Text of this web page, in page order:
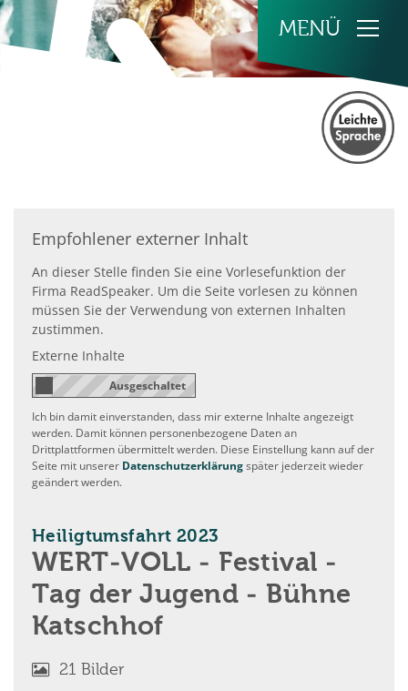
Zum Inhalt springen
Empfohlener externer Inhalt
An dieser Stelle finden Sie eine Vorlesefunktion der
Firma ReadSpeaker. Um die Seite vorlesen zu können
müssen Sie der Verwendung von externen Inhalten
zustimmen.
Externe Inhalte
Ich bin damit einverstanden, dass mir externe Inhalte angezeigt
werden. Damit können personenbezogene Daten an
Drittplattformen übermittelt werden. Diese Einstellung kann auf der
Seite mit unserer Datenschutzerklärungspäter jederzeit wieder
geändert werden.
Heiligtumsfahrt 2023
WERT-VOLL - Festival -
Tag der Jugend - Bühne
Katschhof
21 Bilder